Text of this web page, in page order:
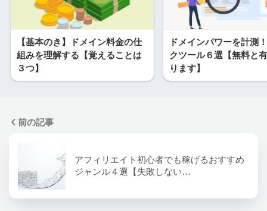
【基本のき】ドメイン料金の仕
組みを理解する【覚えることは
３つ】
ドメインパワーを計測
クツール６選【無料と
ります】
前の記事
アフィリエイト初心者でも稼げるおすすめ
ジャンル４選【失敗しない…